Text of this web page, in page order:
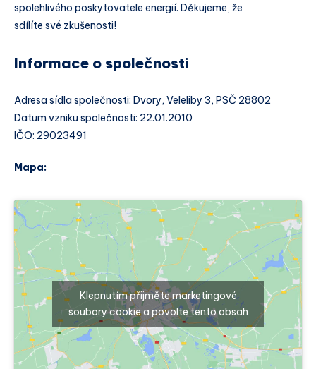
spolehlivého poskytovatele energií. Děkujeme, že
sdílíte své zkušenosti!
Informace o společnosti
Adresa sídla společnosti: Dvory, Veleliby 3, PSČ 28802
Datum vzniku společnosti: 22.01.2010
IČO: 29023491
Mapa:
Klepnutím přijměte marketingové
soubory cookie a povolte tento obsah